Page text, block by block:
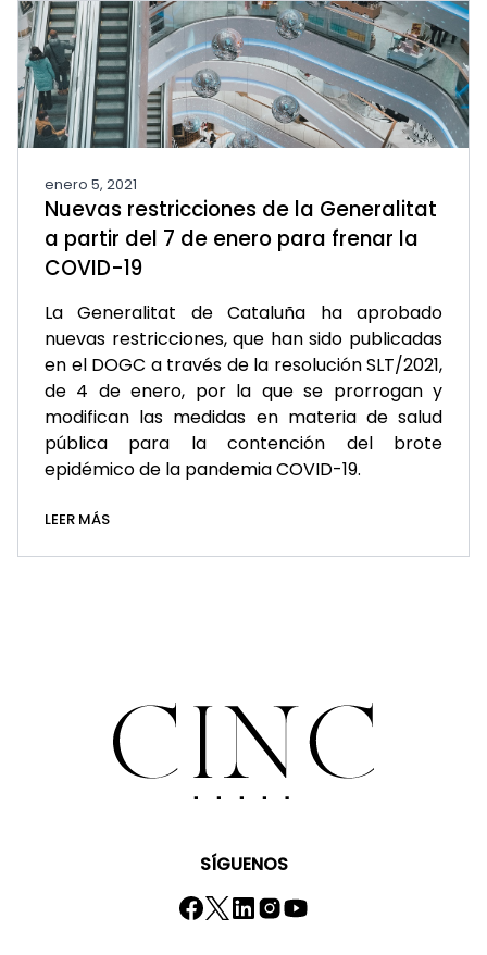
enero 5, 2021
Nuevas restricciones de la Generalitat
a partir del 7 de enero para frenar la
COVID-19
La Generalitat de Cataluña ha aprobado
nuevas restricciones, que han sido publicadas
en el DOGC a través de la resolución SLT/2021,
de 4 de enero, por la que se prorrogan y
modifican las medidas en materia de salud
pública para la contención del brote
epidémico de la pandemia COVID-19.
LEER MÁS
SÍGUENOS